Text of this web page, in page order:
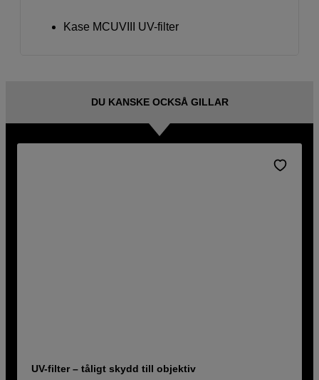
Kase MCUVIII UV-filter
DU KANSKE OCKSÅ GILLAR
UV-filter – tåligt skydd till objektiv